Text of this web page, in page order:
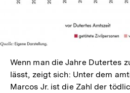
Wenn man die Jahre Dutertes
lässt, zeigt sich: Unter dem
Marcos Jr. ist die Zahl der